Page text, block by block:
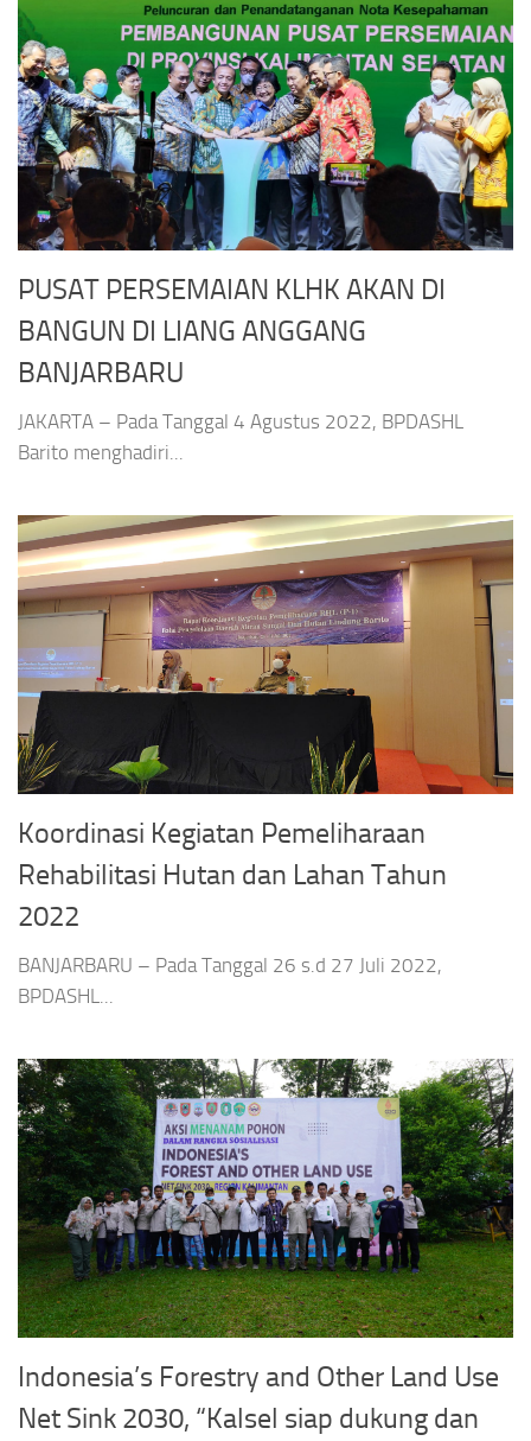
PUSAT PERSEMAIAN KLHK AKAN DI
BANGUN DI LIANG ANGGANG
BANJARBARU
JAKARTA – Pada Tanggal 4 Agustus 2022, BPDASHL
Barito menghadiri...
Koordinasi Kegiatan Pemeliharaan
Rehabilitasi Hutan dan Lahan Tahun
2022
BANJARBARU – Pada Tanggal 26 s.d 27 Juli 2022,
BPDASHL...
Indonesia’s Forestry and Other Land Use
Net Sink 2030, “Kalsel siap dukung dan